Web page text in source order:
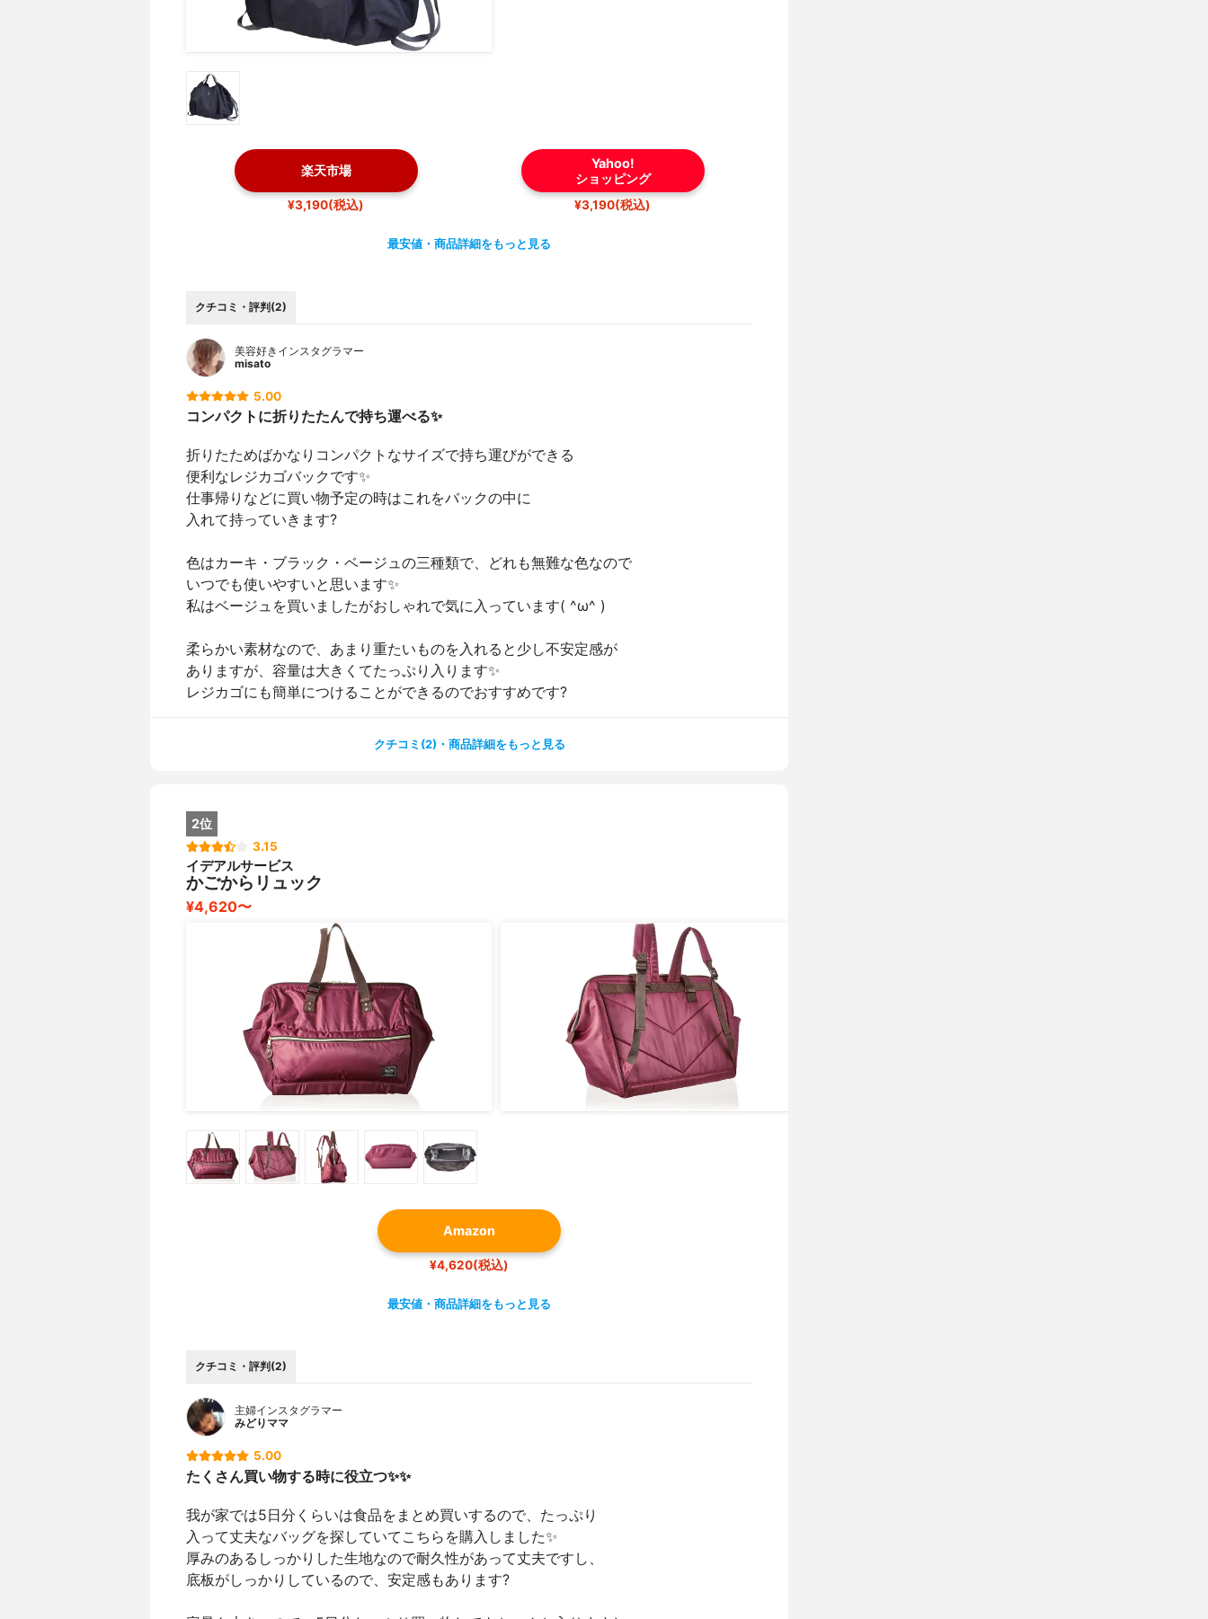
楽天市場
¥3,190(税込)
Yahoo!
ショッピング
¥3,190(税込)
最安値・商品詳細をもっと見る
クチコミ・評判(2)
美容好きインスタグラマー
misato
5.00
コンパクトに折りたたんで持ち運べる✨
折りたためばかなりコンパクトなサイズで持ち運びができる
便利なレジカゴバックです✨
仕事帰りなどに買い物予定の時はこれをバックの中に
入れて持っていきます?
色はカーキ・ブラック・ベージュの三種類で、どれも無難な色なので
いつでも使いやすいと思います✨
私はベージュを買いましたがおしゃれで気に入っています( ^ω^ )
柔らかい素材なので、あまり重たいものを入れると少し不安定感が
ありますが、容量は大きくてたっぷり入ります✨
レジカゴにも簡単につけることができるのでおすすめです?
クチコミ(2)・商品詳細をもっと見る
2位
3.15
イデアルサービス
かごからリュック
¥4,620〜
Amazon
¥4,620(税込)
最安値・商品詳細をもっと見る
クチコミ・評判(2)
主婦インスタグラマー
みどりママ
5.00
たくさん買い物する時に役立つ✨✨
我が家では5日分くらいは食品をまとめ買いするので、たっぷり
入って丈夫なバッグを探していてこちらを購入しました✨
厚みのあるしっかりした生地なので耐久性があって丈夫ですし、
底板がしっかりしているので、安定感もあります?